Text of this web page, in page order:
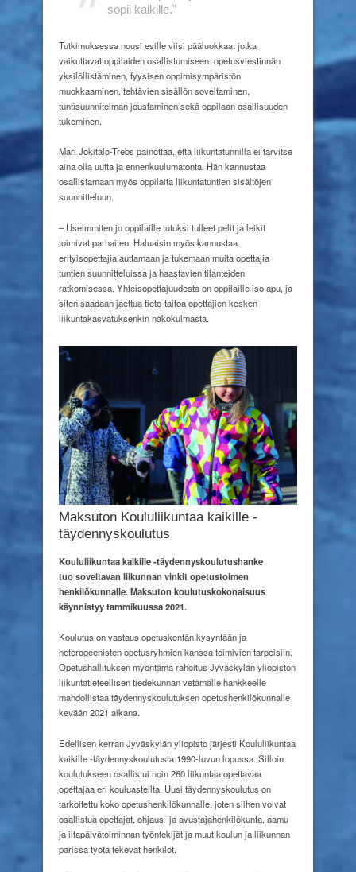
sopii kaikille.”
Tutkimuksessa nousi esille viisi pääluokkaa, jotka
vaikuttavat oppilaiden osallistumiseen: opetusviestinnän
yksilöllistäminen, fyysisen oppimisympäristön
muokkaaminen, tehtävien sisällön soveltaminen,
tuntisuunnitelman joustaminen sekä oppilaan osallisuuden
tukeminen.
Mari Jokitalo-Trebs painottaa, että liikuntatunnilla ei tarvitse
aina olla uutta ja ennenkuulumatonta. Hän kannustaa
osallistamaan myös oppilaita liikuntatuntien sisältöjen
suunnitteluun.
– Useimmiten jo oppilaille tutuksi tulleet pelit ja leikit
toimivat parhaiten. Haluaisin myös kannustaa
erityisopettajia auttamaan ja tukemaan muita opettajia
tuntien suunnitteluissa ja haastavien tilanteiden
ratkomisessa. Yhteisopettajuudesta on oppilaille iso apu, ja
siten saadaan jaettua tieto-taitoa opettajien kesken
liikuntakasvatuksenkin näkökulmasta.
Maksuton Koululiikuntaa kaikille -
täydennyskoulutus
Koululiikuntaa kaikille -täydennyskoulutushanke
tuosoveltavan liikunnan vinkit opetustoimen
henkilökunnalle.Maksuton koulutuskokonaisuus
käynnistyy tammikuussa 2021.
Koulutus on vastaus opetuskentän kysyntään ja
heterogeenisten opetusryhmien kanssa toimivien tarpeisiin.
Opetushallituksen myöntämä rahoitus Jyväskylän yliopiston
liikuntatieteellisen tiedekunnan vetämälle hankkeelle
mahdollistaa täydennyskoulutuksen opetushenkilökunnalle
kevään 2021 aikana.
Edellisen kerran Jyväskylän yliopisto järjesti Koululiikuntaa
kaikille -täydennyskoulutusta 1990-luvun lopussa. Silloin
koulutukseen osallistui noin 260 liikuntaa opettavaa
opettajaa eri kouluasteilta. Uusi täydennyskoulutus on
tarkoitettu koko opetushenkilökunnalle, joten siihen voivat
osallistua opettajat, ohjaus- ja avustajahenkilökunta, aamu-
ja iltapäivätoiminnan työntekijät ja muut koulun ja liikunnan
parissa työtä tekevät henkilöt.